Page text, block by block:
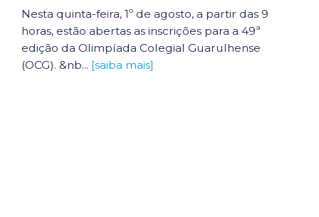
Nesta quinta-feira, 1º de agosto, a partir das 9
horas, estão abertas as inscrições para a 49ª
edição da Olimpíada Colegial Guarulhense
(OCG). &nb... [saiba mais]